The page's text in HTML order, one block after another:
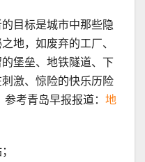
目标是城市中那些隐
地，如废弃的工厂、
堡垒、地铁隧道、下
激、惊险的快乐历险
考青岛早报报道： 地